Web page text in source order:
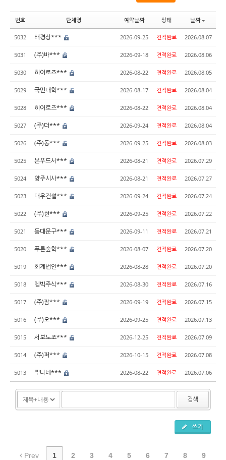
번호 단체명 예약날짜 상태 날짜
5032 태경상*** 2026-09-25 견적완료 2026.08.07
5031 (주)바*** 2026-09-18 견적완료 2026.08.06
5030 히어로즈*** 2026-08-22 견적완료 2026.08.05
5029 국민대학*** 2026-08-17 견적완료 2026.08.04
5028 히어로즈*** 2026-08-22 견적완료 2026.08.04
5027 (주)더*** 2026-09-24 견적완료 2026.08.04
5026 (주)동*** 2026-09-25 견적완료 2026.08.03
5025 본푸드서*** 2026-08-21 견적완료 2026.07.29
5024 양주시사*** 2026-08-21 견적완료 2026.07.27
5023 대우건설*** 2026-09-24 견적완료 2026.07.24
5022 (주)현*** 2026-09-25 견적완료 2026.07.22
5021 동대문구*** 2026-09-11 견적완료 2026.07.21
5020 푸른숲학*** 2026-08-07 견적완료 2026.07.20
5019 회계법인*** 2026-08-28 견적완료 2026.07.20
5018 엠빅주식*** 2026-08-30 견적완료 2026.07.16
5017 (주)팜*** 2026-09-19 견적완료 2026.07.15
5016 (주)오*** 2026-09-25 견적완료 2026.07.13
5015 서보노조*** 2026-12-25 견적완료 2026.07.09
5014 (주)퍼*** 2026-10-15 견적완료 2026.07.08
5013 뿌니네*** 2026-08-22 견적완료 2026.07.06
검색
쓰기
Prev 1 2 3 4 5 6 7 8 9